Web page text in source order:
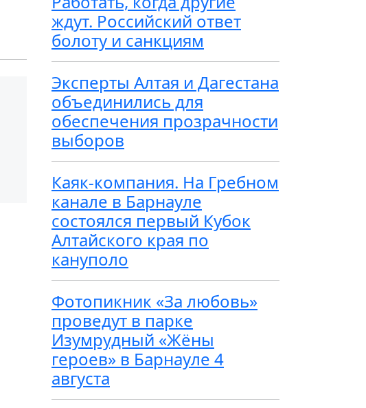
ждут. Российский ответ
болоту и санкциям
Эксперты Алтая и Дагестана
объединились для
обеспечения прозрачности
выборов
Каяк-компания. На Гребном
канале в Барнауле
состоялся первый Кубок
Алтайского края по
кануполо
Фотопикник «За любовь»
проведут в парке
Изумрудный «Жёны
героев» в Барнауле 4
августа